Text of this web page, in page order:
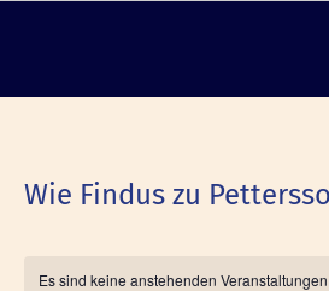
Wie Findus zu
Es sind keine anstehenden